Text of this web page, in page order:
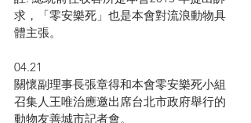
求，「零安樂死」也是本會對流浪動物具
體主張。
04.21
關懷副理事長張章得和本會零安樂死小組
召集人王唯治應邀出席台北市政府舉行的
動物友善城市記者會。